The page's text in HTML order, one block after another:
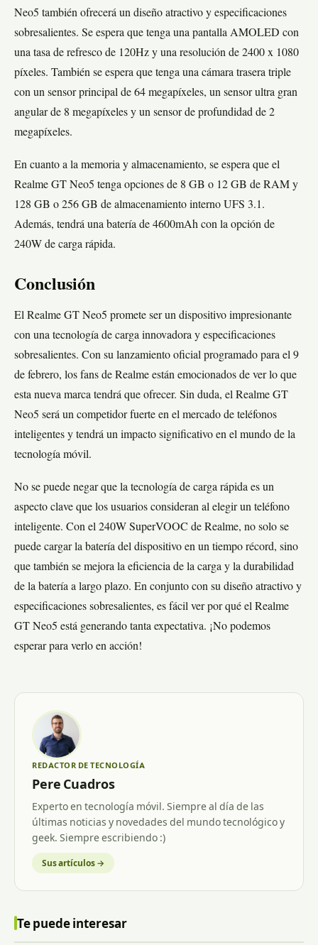
Neo5 también ofrecerá un diseño atractivo y especificaciones
sobresalientes. Se espera que tenga una pantalla AMOLED con
una tasa de refresco de 120Hz y una resolución de 2400 x 1080
píxeles. También se espera que tenga una cámara trasera triple
con un sensor principal de 64 megapíxeles, un sensor ultra gran
angular de 8 megapíxeles y un sensor de profundidad de 2
megapíxeles.
En cuanto a la memoria y almacenamiento, se espera que el
Realme GT Neo5 tenga opciones de 8 GB o 12 GB de RAM y
128 GB o 256 GB de almacenamiento interno UFS 3.1.
Además, tendrá una batería de 4600mAh con la opción de
240W de carga rápida.
Conclusión
El Realme GT Neo5 promete ser un dispositivo impresionante
con una tecnología de carga innovadora y especificaciones
sobresalientes. Con su lanzamiento oficial programado para el 9
de febrero, los fans de Realme están emocionados de ver lo que
esta nueva marca tendrá que ofrecer. Sin duda, el Realme GT
Neo5 será un competidor fuerte en el mercado de teléfonos
inteligentes y tendrá un impacto significativo en el mundo de la
tecnología móvil.
No se puede negar que la tecnología de carga rápida es un
aspecto clave que los usuarios consideran al elegir un teléfono
inteligente. Con el 240W SuperVOOC de Realme, no solo se
puede cargar la batería del dispositivo en un tiempo récord, sino
que también se mejora la eficiencia de la carga y la durabilidad
de la batería a largo plazo. En conjunto con su diseño atractivo y
especificaciones sobresalientes, es fácil ver por qué el Realme
GT Neo5 está generando tanta expectativa. ¡No podemos
esperar para verlo en acción!
REDACTOR DE TECNOLOGÍA
Pere Cuadros
Experto en tecnología móvil. Siempre al día de las
últimas noticias y novedades del mundo tecnológico y
geek. Siempre escribiendo :)
Sus artículos →
Te puede interesar